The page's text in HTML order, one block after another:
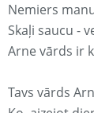
Nemiers
Skaļi saucu -
Arne vārds ir
Tavs vārds